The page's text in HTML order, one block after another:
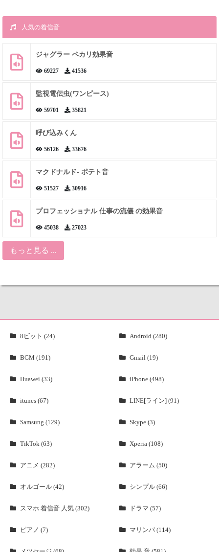
人気の着信音
ジャグラー ペカリ効果音
69227 41536
監視電伝虫(ワンピース)
59701 35821
呼び込みくん
56126 33676
マクドナルド- ポテト音
51527 30916
プロフェッショナル 仕事の流儀 の効果音
45038 27023
もっと見る ...
8ビット (24) Android (280)
BGM (191) Gmail (19)
Huawei (33) iPhone (498)
itunes (67) LINE[ライン] (91)
Samsung (129) Skype (3)
TikTok (63) Xperia (108)
アニメ (282) アラーム (50)
オルゴール (42) シンプル (66)
スマホ 着信音 人気 (302) ドラマ (57)
ピアノ (7) マリンバ (114)